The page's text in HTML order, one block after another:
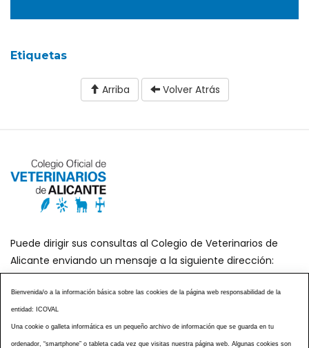
Etiquetas
Arriba Volver Atrás
Puede dirigir sus consultas al Colegio de Veterinarios de
Alicante enviando un mensaje a la siguiente dirección:
secretaria@icoval.org
¿SABÍAS QUÉ?
CENTROS VETERINARIOS
TABLÓN ANUNCIOS
Bienvenida/o a la información básica sobre las cookies de la página web responsabilidad de la
entidad: ICOVAL
Una cookie o galleta informática es un pequeño archivo de información que se guarda en tu
ordenador, “smartphone” o tableta cada vez que visitas nuestra página web. Algunas cookies son